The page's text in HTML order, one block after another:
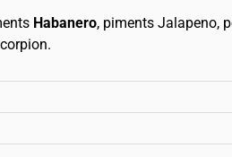
Habanero, piments Jalapeno,